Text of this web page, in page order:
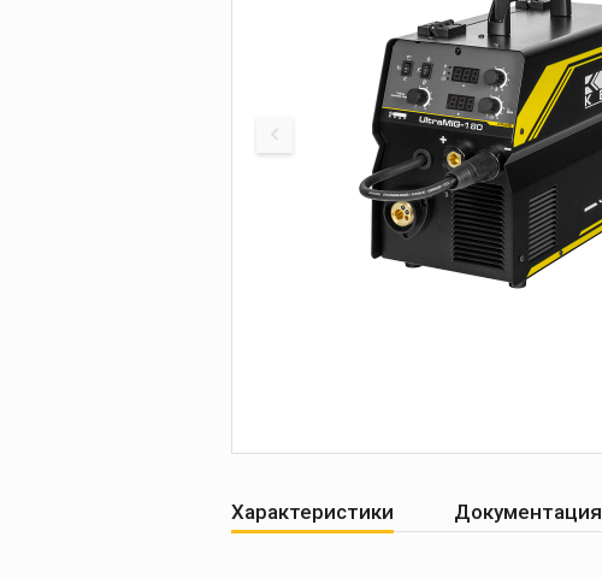
Печи для просушки и
прокалки электродов
Сварочные
приспособления
Магнитные фиксаторы
Тележки
Компрессоры
Характеристики Документация